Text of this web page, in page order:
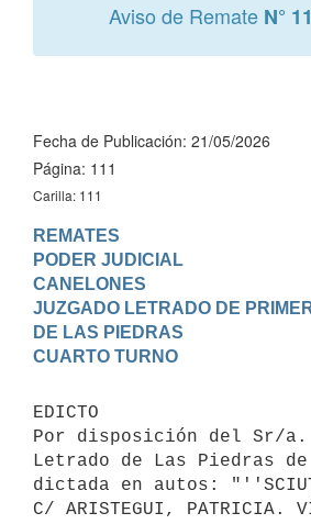
Aviso de Remate N°
Fecha de Publicación: 21/05/2026
Página: 111
Carilla: 111
REMATES
PODER JUDICIAL
CANELONES
JUZGADO LETRADO DE
DE LAS PIEDRAS
EDICTO
Por disposición del Sr/a.
Letrado de Las Piedras
dictada en autos:
C/ ARISTEGUI, PATRICIA.